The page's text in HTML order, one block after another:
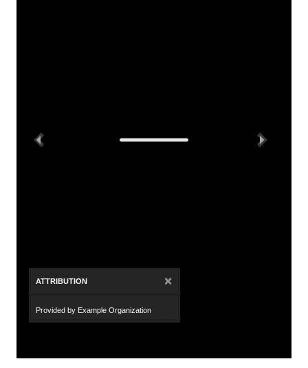
ATTRIBUTION ×
Provided by Example Organization